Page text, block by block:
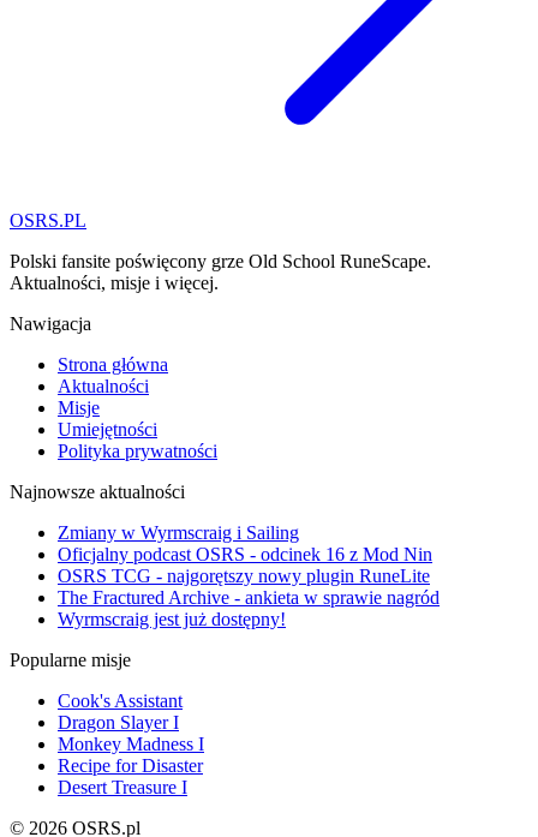
OSRS.PL
Polski fansite poświęcony grze Old School RuneScape.
Aktualności, misje i więcej.
Nawigacja
Strona główna
Aktualności
Misje
Umiejętności
Polityka prywatności
Najnowsze aktualności
Zmiany w Wyrmscraig i Sailing
Oficjalny podcast OSRS - odcinek 16 z Mod Nin
OSRS TCG - najgorętszy nowy plugin RuneLite
The Fractured Archive - ankieta w sprawie nagród
Wyrmscraig jest już dostępny!
Popularne misje
Cook's Assistant
Dragon Slayer I
Monkey Madness I
Recipe for Disaster
Desert Treasure I
© 2026 OSRS.pl